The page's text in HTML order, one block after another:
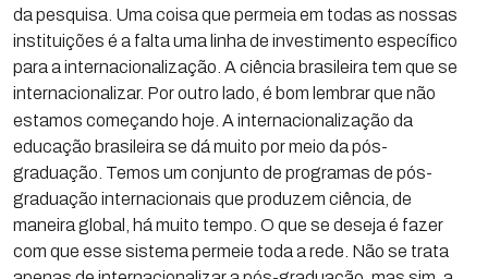
da pesquisa. Uma coisa que permeia em todas as nossas
instituições é a falta uma linha de investimento específico
para a internacionalização. A ciência brasileira tem que se
internacionalizar. Por outro lado, é bom lembrar que não
estamos começando hoje. A internacionalização da
educação brasileira se dá muito por meio da pós-
graduação. Temos um conjunto de programas de pós-
graduação internacionais que produzem ciência, de
maneira global, há muito tempo. O que se deseja é fazer
com que esse sistema permeie toda a rede. Não se trata